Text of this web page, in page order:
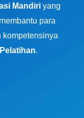
Mandiri yang
para
kompetensinya
.